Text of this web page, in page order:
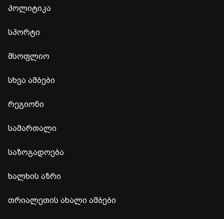
პოლიტიკა
სპორტი
მსოფლიო
სხვა ამბები
რეგიონი
სამართალი
საზოგადოება
ხალხის აზრი
თრიალეთის ახალი ამბები